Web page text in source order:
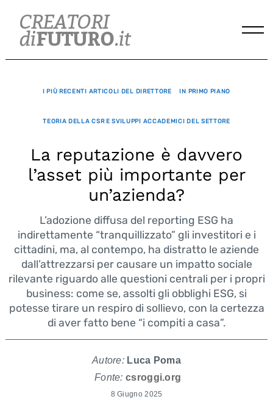
content
I PIÙ RECENTI ARTICOLI DEL DIRETTORE IN PRIMO PIANO
TEORIA DELLA CSR E SVILUPPI ACCADEMICI DEL SETTORE
La reputazione è davvero
l’asset più importante per
un’azienda?
L’adozione diffusa del reporting ESG ha
indirettamente “tranquillizzato” gli investitori e i
cittadini, ma, al contempo, ha distratto le aziende
dall’attrezzarsi per causare un impatto sociale
rilevante riguardo alle questioni centrali per i propri
business: come se, assolti gli obblighi ESG, si
potesse tirare un respiro di sollievo, con la certezza
di aver fatto bene “i compiti a casa”.
Autore: Luca Poma
Fonte: csroggi.org
8 Giugno 2025